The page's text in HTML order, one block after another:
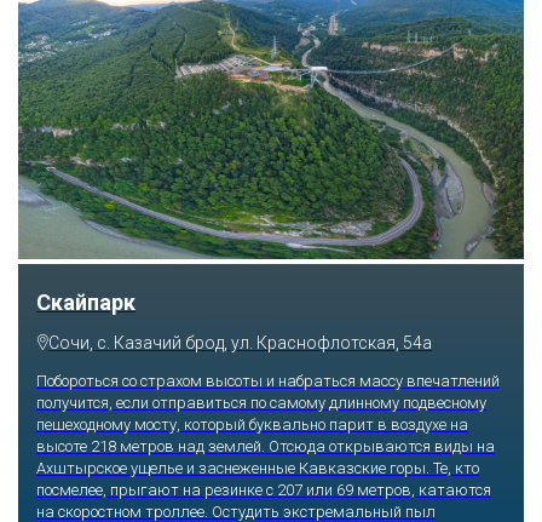
Скайпарк
Сочи, с. Казачий брод, ул. Краснофлотская, 54а
Побороться со страхом высоты и набраться массу впечатлений
получится, если отправиться по самому длинному подвесному
пешеходному мосту, который буквально парит в воздухе на
высоте 218 метров над землей. Отсюда открываются виды на
Ахштырское ущелье и заснеженные Кавказские горы. Те, кто
посмелее, прыгают на резинке с 207 или 69 метров, катаются
на скоростном троллее. Остудить экстремальный пыл